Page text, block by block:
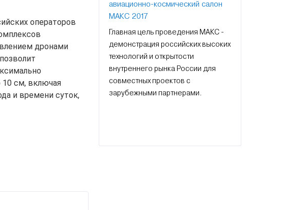
операторов
дронами
10 см, включая
и времени суток,
авиационно-космический салон
МАКС 2017
Главная цель проведения МАКС -
демонстрация российских высоких
технологий и открытости
внутреннего рынка России для
совместных проектов с
зарубежными партнерами.